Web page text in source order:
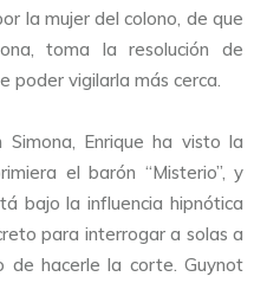
la mujer del colono, de que
toma la resolución de
poder vigilarla más cerca.
Simona, Enrique ha visto la
el barón “Misterio”, y
bajo la influencia hipnótica
para interrogar a solas a
de hacerle la corte. Guynot